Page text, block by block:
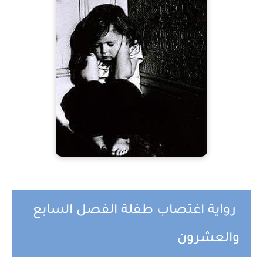
رواية اغتصاب طفلة الفصل السابع
والعشرون